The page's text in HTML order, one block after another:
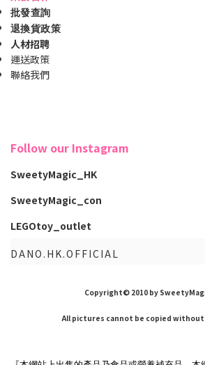
批發查詢
退換貨政策
人材招聘
運送政策
聯絡我們
Follow our Instagram
SweetyMagic_HK
SweetyMagic_con
LEGOtoy_outlet
DANO.HK.OFFICIAL
Copyright© 2010 by
All pictures cannot be copied